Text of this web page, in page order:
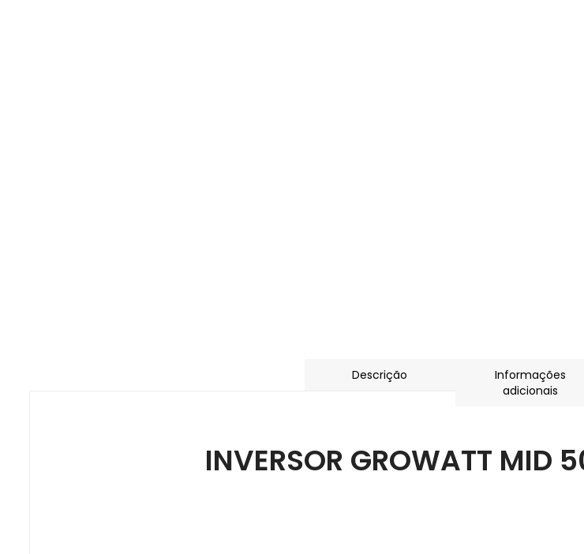
Descrição
Informações
adicionais
INVERSOR GROWATT MID